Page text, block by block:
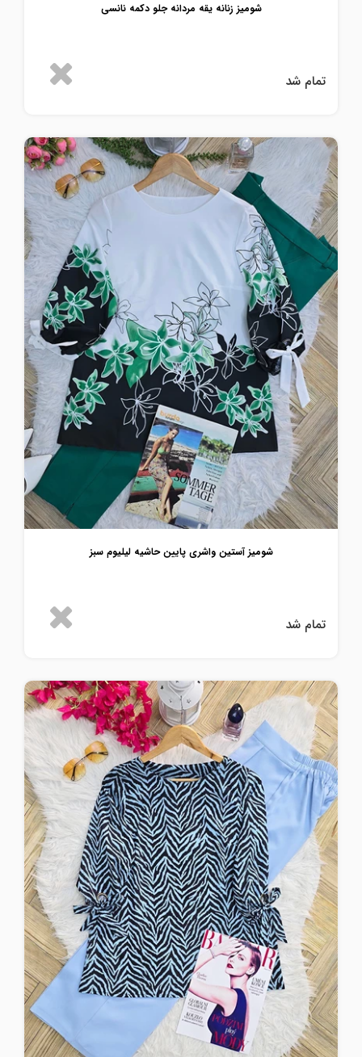
شومیز زنانه یقه مردانه جلو دکمه نانسی
تمام شد
شومیز آستین واشری پایین حاشیه لیلیوم سبز
تمام شد